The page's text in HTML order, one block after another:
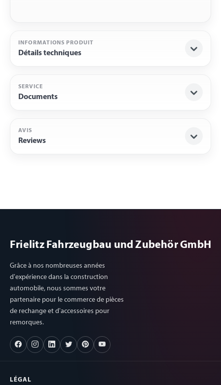
INFORMATIONS PRODUIT
Détails techniques
SERVICE
Documents
AVIS
Reviews
Frielitz Fahrzeugbau und Zubehör GmbH
Grâce à nos nombreuses années
d'expérience dans la construction
automobile, nous sommes votre
partenaire pour le commerce de pièces
de rechange et d'accessoires pour
remorques.
LÉGAL